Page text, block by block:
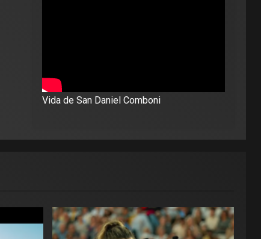
Vida de San Daniel Comboni